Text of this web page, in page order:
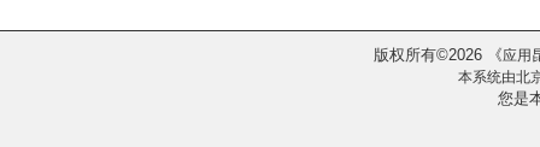
版权所有©2026 《应用
本系统由北
您是